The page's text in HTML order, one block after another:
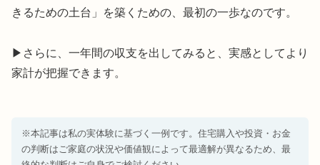
きるための土台」を築くための、最初の一歩なのです。
▶さらに、一年間の収支を出してみると、実感としてより
家計が把握できます。
※本記事は私の実体験に基づく一例です。住宅購入や投資・お金
の判断はご家庭の状況や価値観によって最適解が異なるため、最